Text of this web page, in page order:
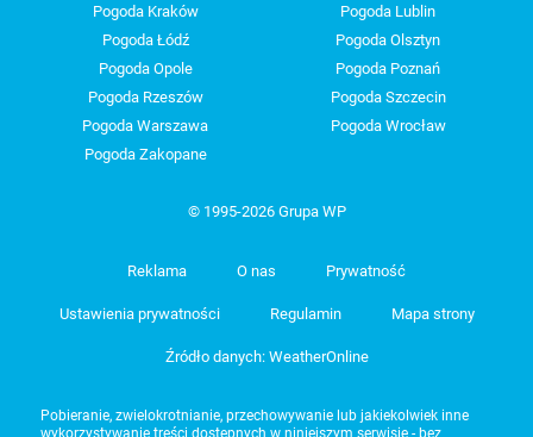
Pogoda Kraków
Pogoda Lublin
Pogoda Łódź
Pogoda Olsztyn
Pogoda Opole
Pogoda Poznań
Pogoda Rzeszów
Pogoda Szczecin
Pogoda Warszawa
Pogoda Wrocław
Pogoda Zakopane
© 1995-2026 Grupa WP
Reklama O nas Prywatność
Ustawienia prywatności Regulamin Mapa strony
Źródło danych: WeatherOnline
Pobieranie, zwielokrotnianie, przechowywanie lub jakiekolwiek inne
wykorzystywanie treści dostępnych w niniejszym serwisie - bez